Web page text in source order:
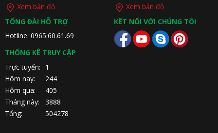
Xem bản đồ
Xem bản đồ
TỔNG ĐÀI HỖ TRỢ
Hotline: 0965.60.61.69
KẾT NỐI VỚI CHÚNG TÔI
THỐNG KÊ TRUY CẬP
Trực tuyến:
1
Hôm nay:
244
Hôm qua:
405
Tháng này:
3888
Tổng:
504278